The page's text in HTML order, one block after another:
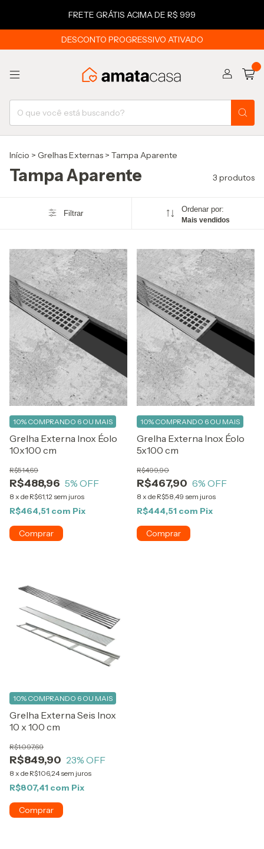
FRETE GRÁTIS ACIMA DE R$ 999
DESCONTO PROGRESSIVO ATIVADO
Início > Grelhas Externas > Tampa Aparente
Tampa Aparente 3 produtos
Filtrar Ordenar por:
Mais vendidos
Grelha Externa Inox Éolo
10x100 cm
R$488,96
R$514,69
5% OFF
8 x de R$61,12 sem juros
10% COMPRANDO 6 OU MAIS
R$464,51 com Pix
Grelha Externa Inox Éolo
5x100 cm
R$467,90
R$499,90
6% OFF
8 x de R$58,49 sem juros
10% COMPRANDO 6 OU MAIS
R$444,51 com Pix
Grelha Externa Seis Inox
10 x 100 cm
R$849,90
R$1.097,69
23% OFF
8 x de R$106,24 sem juros
10% COMPRANDO 6 OU MAIS
R$807,41 com Pix